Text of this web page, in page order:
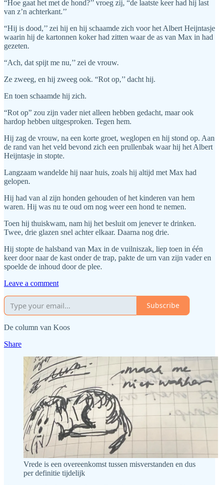
“Hoe gaat het met de hond?’’ vroeg zij, “de laatste keer had hij last
van z’n achterkant.’’
“Hij is dood,’’ zei hij en hij schaamde zich voor het Albert Heijntasje
waarin hij de kartonnen koker had zitten waar de as van Max in had
gezeten.
“Ach, dat spijt me nu,’’ zei de vrouw.
Ze zweeg, en hij zweeg ook. “Rot op,’’ dacht hij.
En toen schaamde hij zich.
“Rot op” zou zijn vader niet alleen hebben gedacht, maar ook
hardop hebben uitgesproken. Tegen hem.
Hij zag de vrouw, na een korte groet, weglopen en hij stond op. Aan
de rand van het veld bevond zich een prullenbak waar hij het Albert
Heijntasje in stopte.
Langzaam wandelde hij naar huis, zoals hij altijd met Max had
gelopen.
Hij had van al zijn honden gehouden of het kinderen van hem
waren. Hij was nu te oud om nog weer een hond te nemen.
Toen hij thuiskwam, nam hij het besluit om jenever te drinken.
Twee, drie glazen snel achter elkaar. Daarna nog drie.
Hij stopte de halsband van Max in de vuilniszak, liep toen in één
keer door naar de kast onder de trap, pakte de urn van zijn vader en
spoelde de inhoud door de plee.
Leave a comment
Subscribe
De column van Koos
Share
Vrede is een overeenkomst tussen misverstanden en dus
per definitie tijdelijk